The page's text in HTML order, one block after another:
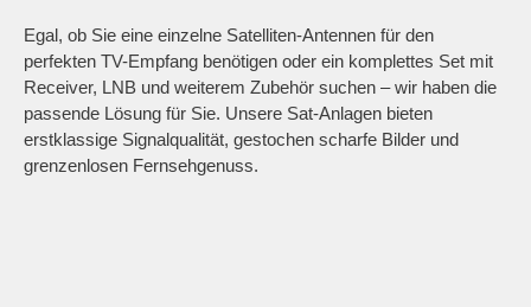
Egal, ob Sie eine einzelne Satelliten-Antennen für den
perfekten TV-Empfang benötigen oder ein komplettes Set mit
Receiver, LNB und weiterem Zubehör suchen – wir haben die
passende Lösung für Sie. Unsere Sat-Anlagen bieten
erstklassige Signalqualität, gestochen scharfe Bilder und
grenzenlosen Fernsehgenuss.